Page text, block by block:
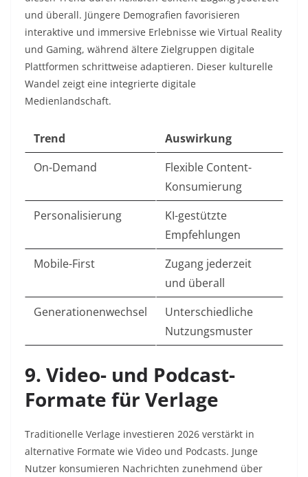
und überall. Jüngere Demografien favorisieren
interaktive und immersive Erlebnisse wie Virtual Reality
und Gaming, während ältere Zielgruppen digitale
Plattformen schrittweise adaptieren. Dieser kulturelle
Wandel zeigt eine integrierte digitale
Medienlandschaft.​
Trend
Auswirkung
On-Demand
Flexible Content-
Konsumierung ​
Personalisierung
KI-gestützte
Empfehlungen
Mobile-First
Zugang jederzeit
und überall ​
Generationenwechsel
Unterschiedliche
Nutzungsmuster ​
9. Video- und Podcast-
Formate für Verlage
Traditionelle Verlage investieren 2026 verstärkt in
alternative Formate wie Video und Podcasts. Junge
Nutzer konsumieren Nachrichten zunehmend über